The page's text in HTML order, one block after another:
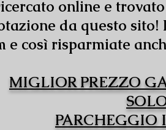
online e
da questo
e così risparmiate
MIGLIOR PREZZO
PARCHEGGIO